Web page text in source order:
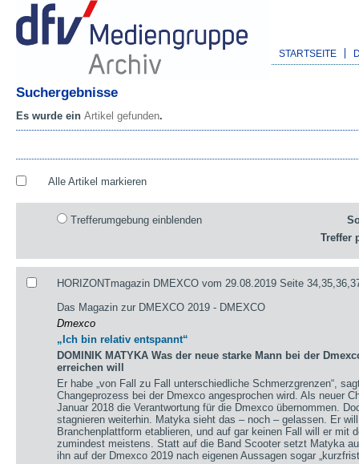
STARTSEITE
Suchergebnisse
Es wurde ein Artikel gefunden.
Alle Artikel markieren
Trefferumgebung einblenden
Treffer
HORIZONTmagazin DMEXCO vom 29.08.2019 Seite
Das Magazin zur DMEXCO 2019 - DMEXCO
Dmexco
„Ich bin relativ entspannt“
DOMINIK MATYKA Was der neue starke Mann bei der
erreichen will
Er habe „von Fall zu Fall unterschiedliche Schmerzgrenzen“,
Changeprozess bei der Dmexco angesprochen wird. Als neuer
Januar 2018 die Verantwortung für die Dmexco übernommen.
stagnieren weiterhin. Matyka sieht das – noch – gelassen. Er
Branchenplattform etablieren, und auf gar keinen Fall will er mit
zumindest meistens. Statt auf die Band Scooter setzt Matyka
ihn auf der Dmexco 2019 nach eigenen Aussagen sogar